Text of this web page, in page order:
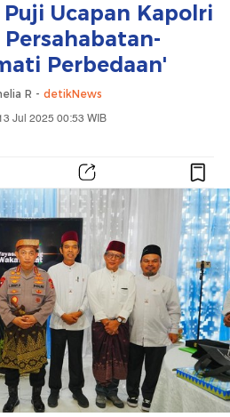
Ucapan Kapolri
Perbedaan'
R - detikNews
Jul 2025 00:53 WIB